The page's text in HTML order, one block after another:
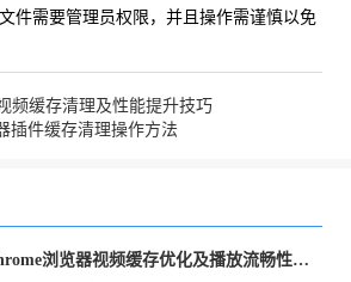
件需要管理员权限，并且操作需谨慎以免
频缓存清理及性能提升技巧
插件缓存清理操作方法
Chrome浏览器视频缓存优化及播放流畅性技巧